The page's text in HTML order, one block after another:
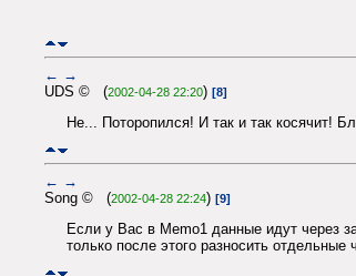
← →
UDS © (2002-04-28 22:20) [8]
Не... Поторопился! И так и так косячит!
← →
Song © (2002-04-28 22:24) [9]
Если у Вас в Memo1 данные идут через
только после этого разносить